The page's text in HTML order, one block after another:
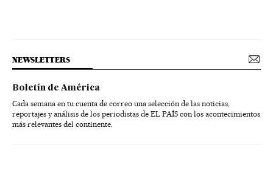
NEWSLETTERS
Boletín de América
Cada semana en tu cuenta de correo una selección de las noticias,
reportajes y análisis de los periodistas de EL PAÍS con los acontecimientos
más relevantes del continente.